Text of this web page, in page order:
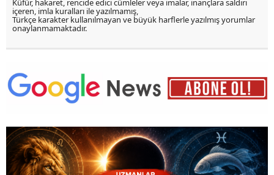
Küfür, hakaret, rencide edici cümleler veya imalar, inançlara saldırı
içeren, imla kuralları ile yazılmamış,
Türkçe karakter kullanılmayan ve büyük harflerle yazılmış yorumlar
onaylanmamaktadır.